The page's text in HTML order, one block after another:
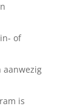
of
aanwezig
is